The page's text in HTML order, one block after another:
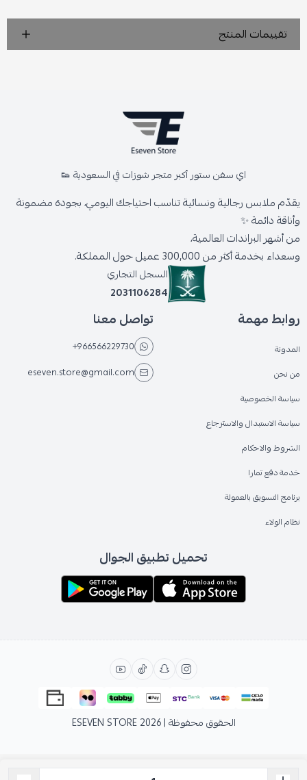
تقييمات المنتج
اي سفن ستور أكبر متجر شوزات في السعودية 👟
يقدّم ملابس رجالية ونسائية تناسب احتياجك اليومي، بجودة مضمونة
وأناقة دائمة ✨
من أشهر البراندات العالمية،
وسعداء بخدمة أكثر من 300,000 عميل حول المملكة.
السجل التجاري
2031106284
روابط مهمة
المدونة
من نحن
سياسة الخصوصية
سياسة الاستبدال والاسترجاع
الشروط والاحكام
خدمة دفع تمارا
برنامج التسويق بالعمولة
نظام الولاء
تواصل معنا
+966566229730
eseven.store@gmail.com
تحميل تطبيق الجوال
الحقوق محفوظة | 2026 ESEVEN STORE